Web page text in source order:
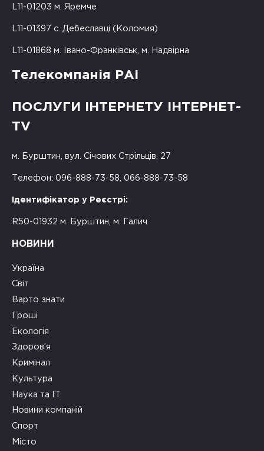
L11-01203 м. Яремче
L11-01397 с. Дебеславці (Коломия)
L11-01868 м. Івано-Франківськ, м. Надвірна
Телекомпанія РАІ
ПОСЛУГИ ІНТЕРНЕТУ ІНТЕРНЕТ-
TV
м. Бурштин, вул. Січових Стрільців, 27
Телефон: 096-888-73-58, 066-888-73-58
Ідентифікатор у Реєстрі:
R50-01932 м. Бурштин, м. Галич
НОВИНИ
Україна
Світ
Варто знати
Гроші
Екологія
Здоров’я
Кримінал
Культура
Наука та ІТ
Новини компаній
Спорт
Місто